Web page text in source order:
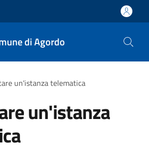
di Agordo
pane
un'istanza telematica
un'istanza